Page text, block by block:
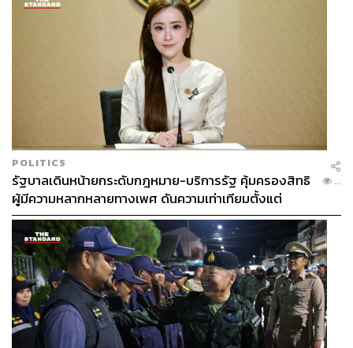
POLITICS
รัฐบาลเดินหน้ายกระดับกฎหมาย-บริการรัฐ คุ้มครองสิทธิ
ผู้มีความหลากหลายทางเพศ ดันความเท่าเทียมตั้งแต่
หลักสูตรในห้องเรียนถึงที่ทำงาน
...